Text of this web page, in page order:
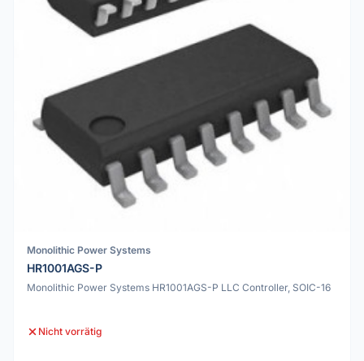
Monolithic Power Systems
HR1001AGS-P
Monolithic Power Systems HR1001AGS-P LLC Controller, SOIC-16
Nicht vorrätig